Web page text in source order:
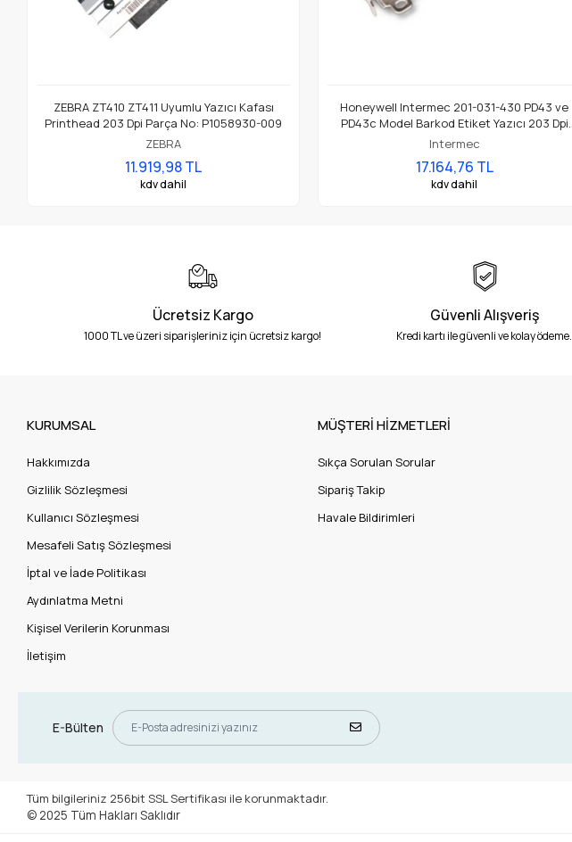
ZEBRA ZT410 ZT411 Uyumlu Yazıcı Kafası
Printhead 203 Dpi Parça No: P1058930-009
ZEBRA
11.919,98 TL
kdv dahil
Honeywell Intermec 201-031-430 PD43 ve
PD43c Model Barkod Etiket Yazıcı 203 Dpi
Termal Baskı Kafası
Intermec
17.164,76 TL
kdv dahil
Ücretsiz Kargo
1000 TL ve üzeri siparişleriniz için ücretsiz kargo!
Güvenli Alışveriş
Kredi kartı ile güvenli ve kolay ödeme.
KURUMSAL
Hakkımızda
Gizlilik Sözleşmesi
Kullanıcı Sözleşmesi
Mesafeli Satış Sözleşmesi
İptal ve İade Politikası
Aydınlatma Metni
Kişisel Verilerin Korunması
İletişim
MÜŞTERİ HİZMETLERİ
Sıkça Sorulan Sorular
Sipariş Takip
Havale Bildirimleri
E-Bülten
Tüm bilgileriniz 256bit SSL Sertifikası ile korunmaktadır.
© 2025 Tüm Hakları Saklıdır